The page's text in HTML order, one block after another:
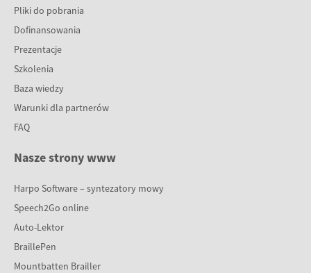
Pliki do pobrania
Dofinansowania
Prezentacje
Szkolenia
Baza wiedzy
Warunki dla partnerów
FAQ
Nasze strony www
Harpo Software – syntezatory mowy
Speech2Go online
Auto-Lektor
BraillePen
Mountbatten Brailler